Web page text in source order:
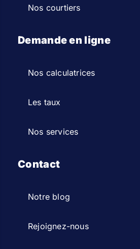
Nos courtiers
Demande en ligne
Nos calculatrices
Les taux
Nos services
Contact
Notre blog
Rejoignez-nous